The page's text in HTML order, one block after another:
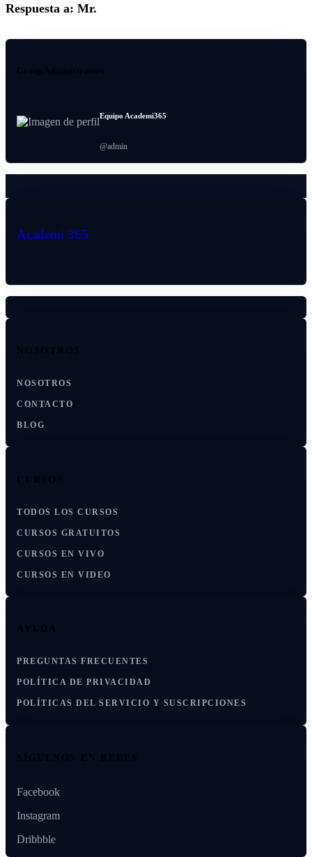
Respuesta a: Mr.
Asides
Group Administrators
Equipo Academi365
@admin
Academi 365
NOSOTROS
NOSOTROS
CONTACTO
BLOG
CURSOS
TODOS LOS CURSOS
CURSOS GRATUITOS
CURSOS EN VIVO
CURSOS EN VIDEO
AYUDA
PREGUNTAS FRECUENTES
POLÍTICA DE PRIVACIDAD
POLÍTICAS DEL SERVICIO Y SUSCRIPCIONES
SÍGUENOS EN REDES
Facebook
Instagram
Dribbble